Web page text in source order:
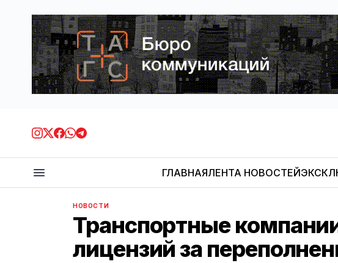
ГЛАВНАЯЛЕНТА НОВОСТЕЙ
НОВОСТИ
Транспортные
лицензий за